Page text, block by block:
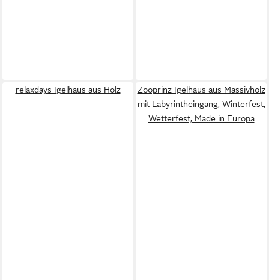
relaxdays Igelhaus aus Holz
Zooprinz Igelhaus aus Massivholz
mit Labyrintheingang, Winterfest,
Wetterfest, Made in Europa